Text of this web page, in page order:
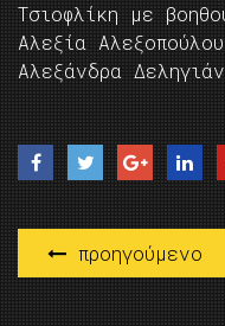
Τσιοφλίκη με
Αλεξία
Αλεξάνδρα
προηγούμενο